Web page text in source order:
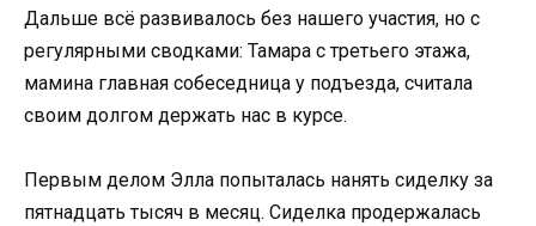
Дальше всё развивалось без нашего участия, но с
регулярными сводками: Тамара с третьего этажа,
мамина главная собеседница у подъезда, считала
своим долгом держать нас в курсе.
Первым делом Элла попыталась нанять сиделку за
пятнадцать тысяч в месяц. Сиделка продержалась